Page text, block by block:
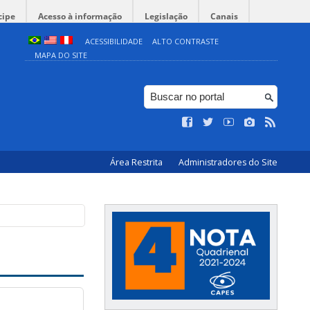
Acesso à informação Legislação Canais
ACESSIBILIDADE
ALTO CONTRASTE
MAPA DO SITE
Área Restrita Administradores do Site